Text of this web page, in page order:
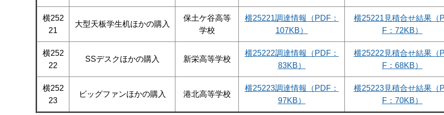
横252
21
大型天板学生机ほかの購入
保土ケ谷高等
学校
横25221調達情報（PDF：
107KB）
横25221見積合せ結果（
F：72KB）
横252
22
SSデスクほかの購入 新栄高等学校
横25222調達情報（PDF：
83KB）
横25222見積合せ結果（
F：68KB）
横252
23
ビッグファンほかの購入 港北高等学校
横25223調達情報（PDF：
97KB）
横25223見積合せ結果（
F：70KB）